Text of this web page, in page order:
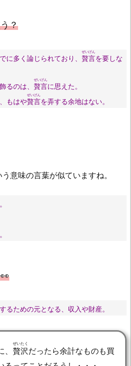
？
に多く論じられており、 贅言
ぜいげん
を要しな
るのは、 贅言
ぜいげん
に思えた。
もはや贅言
ぜいげん
を弄する余地はない。
意味の言葉が似ていますね。
るための元となる、収入や財産。
贅沢
ぜいたく
だったら余計なものも買